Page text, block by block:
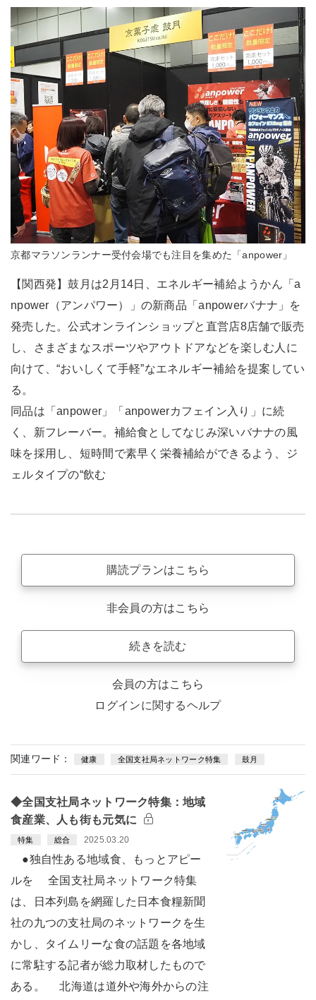
京都マラソンランナー受付会場でも注目を集めた「anpower」
【関西発】鼓月は2月14日、エネルギー補給ようかん「a
npower（アンパワー）」の新商品「anpowerバナナ」を
発売した。公式オンラインショップと直営店8店舗で販売
し、さまざまなスポーツやアウトドアなどを楽しむ人に
向けて、“おいしくて手軽”なエネルギー補給を提案してい
る。
同品は「anpower」「anpowerカフェイン入り」に続
く、新フレーバー。補給食としてなじみ深いバナナの風
味を採用し、短時間で素早く栄養補給ができるよう、ジ
ェルタイプの“飲む
購読プランはこちら
非会員の方はこちら
続きを読む
会員の方はこちら
ログインに関するヘルプ
関連ワード： 健康 全国支社局ネットワーク特集 鼓月
◆全国支社局ネットワーク特集：地域
食産業、人も街も元気に
特集 総合 2025.03.20
●独自性ある地域食、もっとアピー
ルを 全国支社局ネットワーク特集
は、日本列島を網羅した日本食糧新聞
社の九つの支社局のネットワークを生
かし、タイムリーな食の話題を各地域
に常駐する記者が総力取材したもので
ある。 北海道は道外や海外からの注